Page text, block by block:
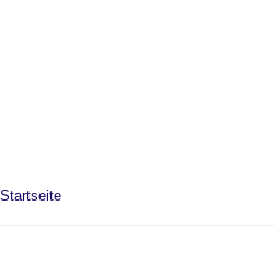
Startseite